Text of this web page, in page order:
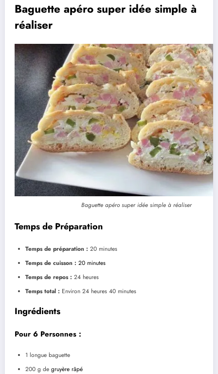
Baguette apéro super idée simple à
réaliser
Baguette apéro super idée simple à réaliser
Temps de Préparation
Temps de préparation : 20 minutes
Temps de cuisson : 20 minutes
Temps de repos : 24 heures
Temps total : Environ 24 heures 40 minutes
Ingrédients
Pour 6 Personnes :
1 longue baguette
200 g de gruyère râpé